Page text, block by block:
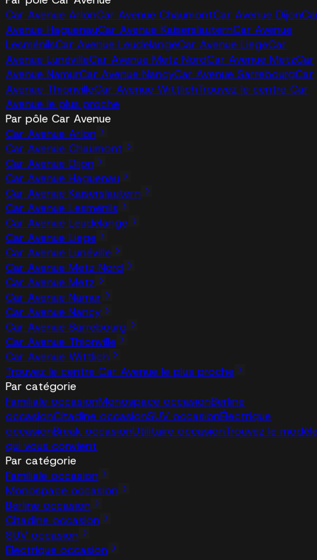
Car Avenue ArlonCar Avenue ChaumontCar Avenue Dijon
Avenue HaguenauCar Avenue KaiserslauternCar Avenue
LesménilsCar Avenue LeudelangeCar Avenue LiegeCar
Avenue LunévilleCar Avenue Metz NordCar Avenue MetzCar
Avenue NamurCar Avenue NancyCar Avenue SarrebourgCar
Avenue ThionvilleCar Avenue WittlichTrouvez le centre Car
Avenue le plus proche
Par pôle Car Avenue
Car Avenue Arlon
Car Avenue Chaumont
Car Avenue Dijon
Car Avenue Haguenau
Car Avenue Kaiserslautern
Car Avenue Lesménils
Car Avenue Leudelange
Car Avenue Liege
Car Avenue Lunéville
Car Avenue Metz Nord
Car Avenue Metz
Car Avenue Namur
Car Avenue Nancy
Car Avenue Sarrebourg
Car Avenue Thionville
Car Avenue Wittlich
Trouvez le centre Car Avenue le plus proche
Par catégorie
Familiale occasionMonospace occasionBerline
occasionCitadine occasionSUV occasionÉlectrique
occasionBreak occasionUtilitaire occasionTrouvez le
qui vous convient
Par catégorie
Familiale occasion
Monospace occasion
Berline occasion
Citadine occasion
SUV occasion
Électrique occasion